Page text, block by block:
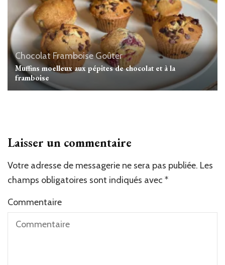
ChocolatFramboiseGoûter
Muffins moelleux aux pépites de chocolat et à la
framboise
Laisser un commentaire
Votre adresse de messagerie ne sera pas publiée. Les
champs obligatoires sont indiqués avec *
Commentaire